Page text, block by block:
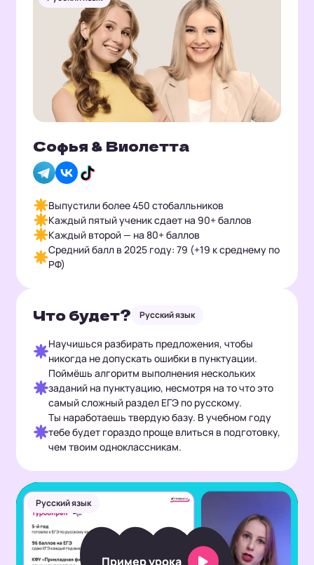
Софья & Виолетта
Выпустили более 450 стобалльников
Каждый пятый ученик сдает на 90+ баллов
Каждый второй — на 80+ баллов
Средний балл в 2025 году: 79 (+19 к среднему по
РФ)
Что будет? Русский язык
Научишься разбирать предложения, чтобы
никогда не допускать ошибки в пунктуации.
Поймёшь алгоритм выполнения нескольких
заданий на пунктуацию, несмотря на то что это
самый сложный раздел ЕГЭ по русскому.
Ты наработаешь твердую базу. В учебном году
тебе будет гораздо проще влиться в подготовку,
чем твоим одноклассникам.
Русский язык